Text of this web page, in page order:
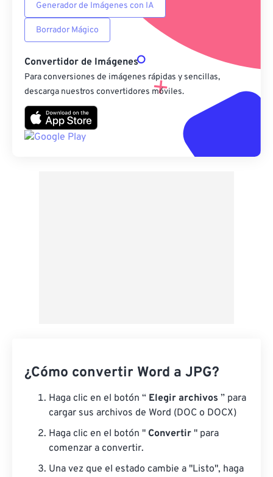
Generador de Imágenes con IA
Borrador Mágico
Convertidor de Imágenes
Para conversiones de imágenes rápidas y sencillas,
descarga nuestros convertidores móviles.
¿Cómo convertir Word a JPG?
Haga clic en el botón “ Elegir archivos ” para
cargar sus archivos de Word (DOC o DOCX)
Haga clic en el botón " Convertir " para
comenzar a convertir.
Una vez que el estado cambie a "Listo", haga